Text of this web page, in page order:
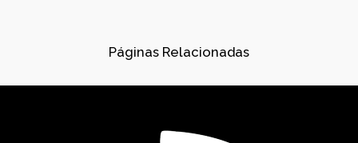
Páginas Relacionadas